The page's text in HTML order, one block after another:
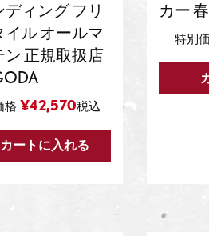
ィング フリ
イル オールマ
ン 正規取扱店
格 ¥42,570税込
カートに入れる
カー
特別